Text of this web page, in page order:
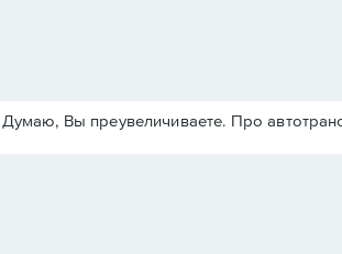
Вы преувеличиваете. Про